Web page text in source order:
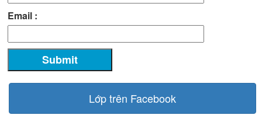
Email :
Lớp trên Facebook